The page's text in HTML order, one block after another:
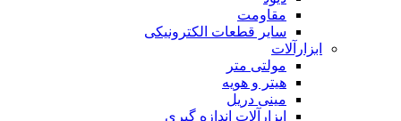
مقاومت
سایر قطعات الکترونیکی
ابزارآلات
مولتی متر
هیتر و هویه
مینی دریل
ابزارآلات اندازه گیری